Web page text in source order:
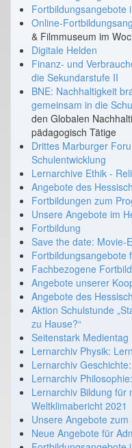
Fortbildungsangebote
Online-
& Filmmuseum im
Digitale Helden
Finanz- und
die Sekundarstufe II
BNE: Nachhaltigkeit
gemeinsam in die
den Globalen
pädagogisch Tätige
Drittes Marburger
Schulentwicklung
Lernarchive Ethik -
Angebote des
Fortbildungen zum
Unsere Angebote im
Fortbildung
Save the date: Movie-
Fortbildungsangebote
Fachbezogene
Angebote unserer
Angebote des
Aktion Schulstunde
zu Hause?“
Seitenstark Medientag
Lernarchiv Physik:
Lernarchiv
Lernarchiv
Lernarchiv Bildung für
Weltklimabericht 2021
Unsere Angebote
Neue Angebote für